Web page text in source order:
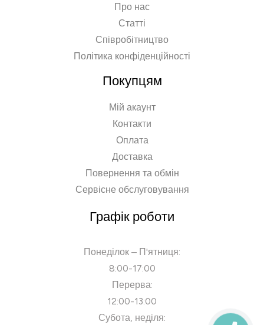
Про нас
Статті
Співробітництво
Політика конфіденційності
Покупцям
Мій акаунт
Контакти
Оплата
Доставка
Повернення та обмін
Сервісне обслуговування
Графік роботи
Понеділок – П'ятниця:
8:00-17:00
Перерва:
12:00-13:00
Субота, неділя: